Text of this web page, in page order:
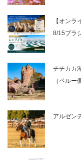
【オン
8/15ブラ
チチカカ
（ペル
アルゼン